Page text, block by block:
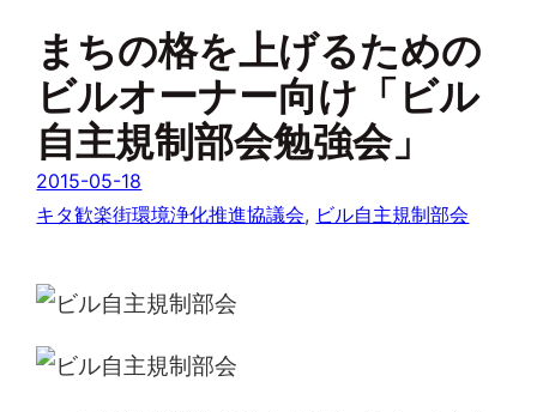
まちの格を上げるための
ビルオーナー向け「ビル
自主規制部会勉強会」
2015-05-18
キタ歓楽街環境浄化推進協議会, ビル自主規制部会